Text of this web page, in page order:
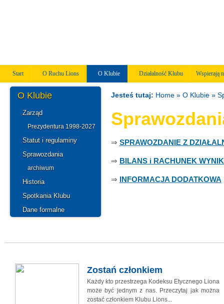
Start O Ruchu Lions O Klubie Działalność Klubu Wspierają
Jesteś tutaj: Home» O Klubie »
⇒ SPRAWOZDANIE Z
⇒ BILANS i RACHUNEK
⇒ INFORMACJA DODATKOWA
O Klubie
Zarząd
Prezydentura 1998-2027
Statut i regulaminy
Sprawozdania
archiwum
Historia
Spotkania Klubu
Dane formalne
Zostań członkiem
Każdy kto przestrzega Kodeksu Etycznego Liona
może być jednym z nas. Przeczytaj jak można
zostać członkiem Klubu Lions...